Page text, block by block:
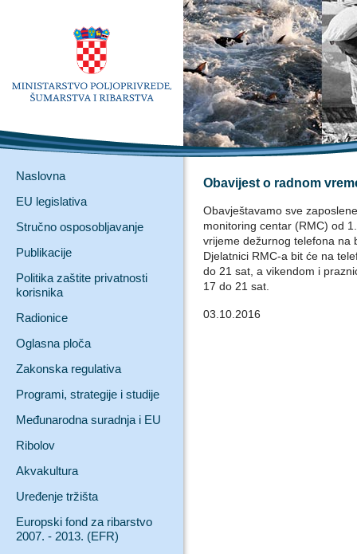
Naslovna
EU legislativa
Stručno osposobljavanje
Publikacije
Politika zaštite privatnosti
korisnika
Radionice
Oglasna ploča
Zakonska regulativa
Programi, strategije i studije
Međunarodna suradnja i EU
Ribolov
Akvakultura
Uređenje tržišta
Europski fond za ribarstvo
2007. - 2013. (EFR)
Obavijest o radnom
Obavještavamo sve
monitoring centar (RMC) od
vrijeme dežurnog telefona na
Djelatnici RMC-a bit će na
do 21 sat, a vikendom i
17 do 21 sat.
03.10.2016